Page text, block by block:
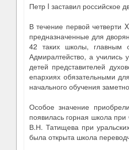
Петр I заставил российское
В течение первой четверти
предназначенные для
42 таких школы, главным
Адмиралтейство, а учились
детей представителей
епархиях обязательными
начального обучения
Особое значение
появилась горная школа
В.Н. Татищева при
была открыта школа